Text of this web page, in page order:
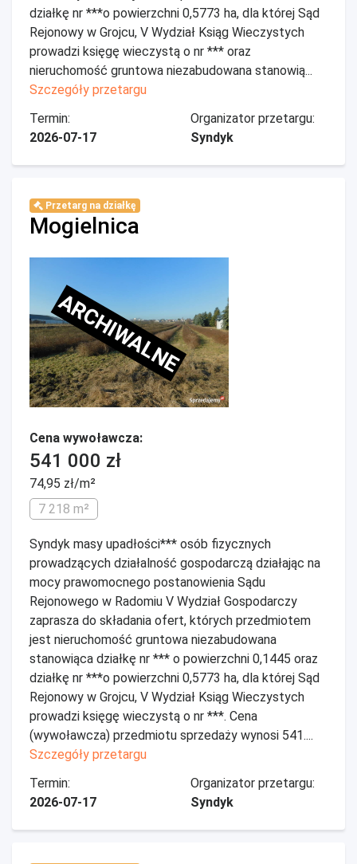
działkę nr ***o powierzchni 0,5773 ha, dla której Sąd
Rejonowy w Grojcu, V Wydział Ksiąg Wieczystych
prowadzi księgę wieczystą o nr *** oraz
nieruchomość gruntowa niezabudowana stanowią...
Szczegóły przetargu
Termin:
2026-07-17
Organizator przetargu:
Syndyk
Przetarg na działkę
Mogielnica
ARCHIWALNE
Cena wywoławcza:
541 000 zł
74,95 zł/m²
7 218 m²
Syndyk masy upadłości*** osób fizycznych
prowadzących działalność gospodarczą działając na
mocy prawomocnego postanowienia Sądu
Rejonowego w Radomiu V Wydział Gospodarczy
zaprasza do składania ofert, których przedmiotem
jest nieruchomość gruntowa niezabudowana
stanowiąca działkę nr *** o powierzchni 0,1445 oraz
działkę nr ***o powierzchni 0,5773 ha, dla której Sąd
Rejonowy w Grojcu, V Wydział Ksiąg Wieczystych
prowadzi księgę wieczystą o nr ***. Cena
(wywoławcza) przedmiotu sprzedaży wynosi 541....
Szczegóły przetargu
Termin:
2026-07-17
Organizator przetargu:
Syndyk